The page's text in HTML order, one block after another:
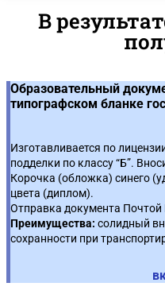
Приоритет товаров
7
🔥 Практикум по
ограничений
Проведение
5
Особенности
7
🔥 Практическое
Тренажера ЕИС*:
ФЗ
🔥 Практическое
Содержание
3 Реестр договоров
5 Оформление
6
Оформление акта
услуг
Документы,
В
Образовательный
типографском бланке
Изготавливается по
подделки по классу “Б”.
Корочка (обложка) синего
цвета (диплом).
Отправка документа
Преимущества: солидный
сохранности при